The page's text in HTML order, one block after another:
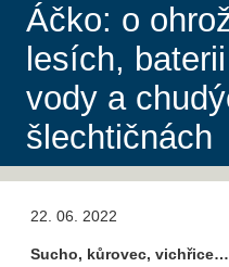
Áčko: o
lesích,
vody a
šlechtičnách
22. 06. 2022
Sucho, kůrovec,